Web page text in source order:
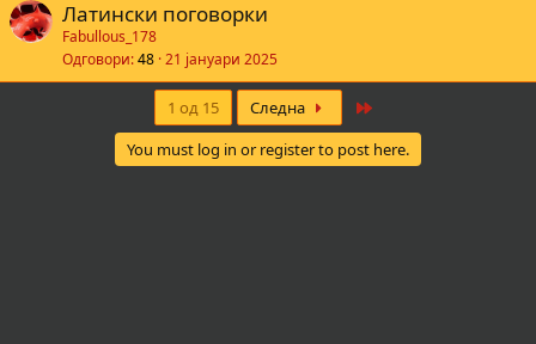
Латински поговорки
Fabullous_178
Одговори 48 21 јануари 2025
1 од 15 Следна
You must log in or register to post here.